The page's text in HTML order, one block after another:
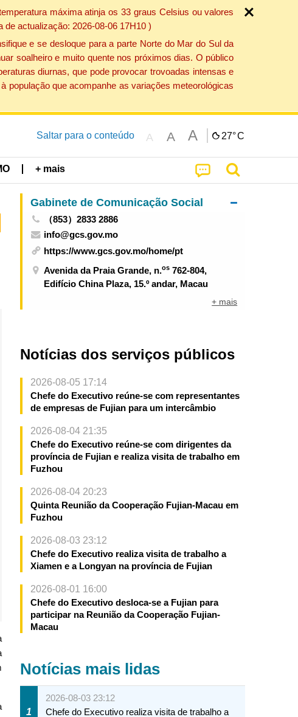
máxima atinja os 33 graus Celsius ou valores
actualização: 2026-08-06 17H10 )
e se desloque para a parte Norte do Mar do Sul da
soalheiro e muito quente nos próximos dias. O público
diurnas, que pode provocar trovoadas intensas e
população que acompanhe as variações meteorológicas
Saltar para o conteúdo A A A 27°C
+ mais
Gabinete de Comunicação Social
（853）2833 2886
info@gcs.gov.mo
https://www.gcs.gov.mo/home/pt
Avenida da Praia Grande, n.os 762-804,
Edifício China Plaza, 15.º andar, Macau
+ mais
Notícias dos serviços públicos
2026-08-05 17:14
Chefe do Executivo reúne-se com representantes
de empresas de Fujian para um intercâmbio
2026-08-04 21:35
Chefe do Executivo reúne-se com dirigentes da
província de Fujian e realiza visita de trabalho em
Fuzhou
2026-08-04 20:23
Quinta Reunião da Cooperação Fujian-Macau em
Fuzhou
2026-08-03 23:12
Chefe do Executivo realiza visita de trabalho a
Xiamen e a Longyan na província de Fujian
2026-08-01 16:00
Chefe do Executivo desloca-se a Fujian para
participar na Reunião da Cooperação Fujian-
Macau
Notícias mais lidas
1
2026-08-03 23:12
Chefe do Executivo realiza visita de trabalho a